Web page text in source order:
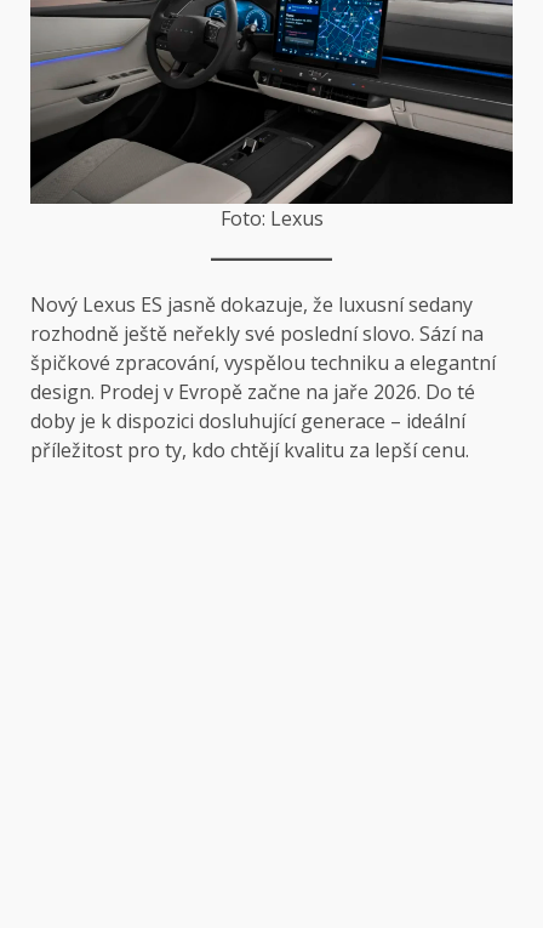
Foto: Lexus
Nový Lexus ES jasně dokazuje, že luxusní sedany
rozhodně ještě neřekly své poslední slovo. Sází na
špičkové zpracování, vyspělou techniku a elegantní
design. Prodej v Evropě začne na jaře 2026. Do té
doby je k dispozici dosluhující generace – ideální
příležitost pro ty, kdo chtějí kvalitu za lepší cenu.